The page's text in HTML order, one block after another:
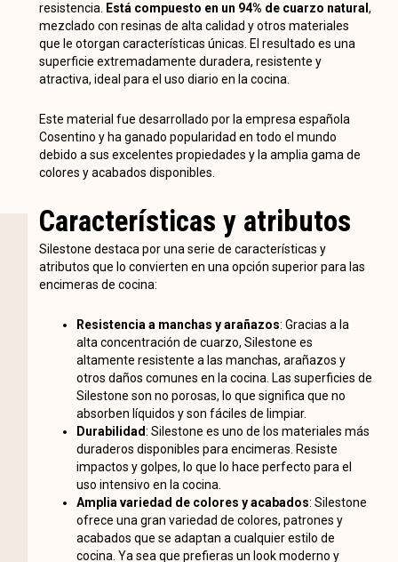
resistencia.
Está compuesto en un 94% de cuarzo natural ,
mezclado con resinas de alta calidad y otros materiales
que le otorgan características únicas. El resultado es una
superficie extremadamente duradera, resistente y
atractiva, ideal para el uso diario en la cocina.
Este material fue desarrollado por la empresa española
Cosentino y ha ganado popularidad en todo el mundo
debido a sus excelentes propiedades y la amplia gama de
colores y acabados disponibles.
Características y atributos
Silestone destaca por una serie de características y
atributos que lo convierten en una opción superior para las
encimeras de cocina:
Resistencia a manchas y arañazos: Gracias a la
alta concentración de cuarzo, Silestone es
altamente resistente a las manchas, arañazos y
otros daños comunes en la cocina. Las superficies de
Silestone son no porosas, lo que significa que no
absorben líquidos y son fáciles de limpiar.
Durabilidad: Silestone es uno de los materiales más
duraderos disponibles para encimeras. Resiste
impactos y golpes, lo que lo hace perfecto para el
uso intensivo en la cocina.
Amplia variedad de colores y acabados: Silestone
ofrece una gran variedad de colores, patrones y
acabados que se adaptan a cualquier estilo de
cocina. Ya sea que prefieras un look moderno y